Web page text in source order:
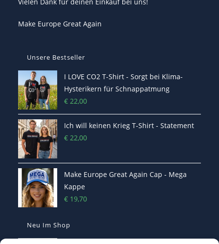
Make Europe Great Again
Unsere Bestseller
I LOVE CO2 T-Shirt - Sorgt bei Klima-
Hysterikern für Schnappatmung
€ 22,00
Ich will keinen Krieg T-Shirt - Statement
€ 22,00
Make Europe Great Again Cap - Mega
Kappe
€ 19,70
Neu Im Shop